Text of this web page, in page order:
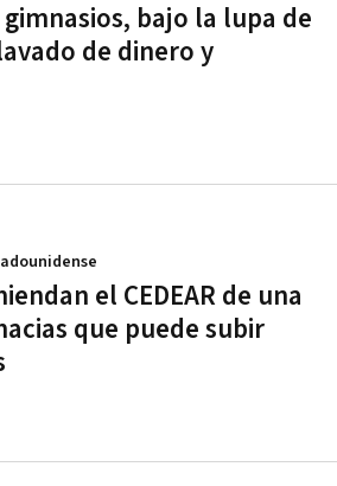
bajo la lupa de
de dinero y
el CEDEAR de una
que puede subir